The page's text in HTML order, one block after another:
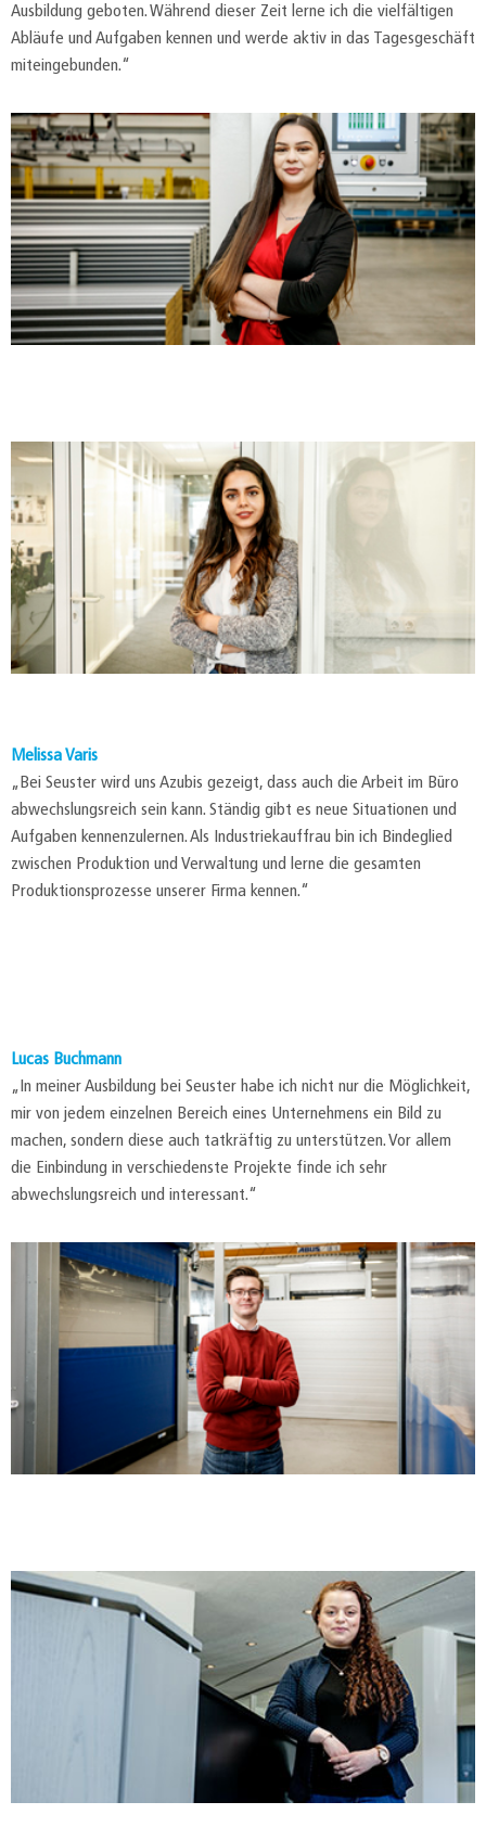
Ausbildung geboten. Während dieser Zeit lerne ich die vielfältigen
Abläufe und Aufgaben kennen und werde aktiv in das Tagesgeschäft
miteingebunden.“
Melissa Varis
„Bei Seuster wird uns Azubis gezeigt, dass auch die Arbeit im Büro
abwechslungsreich sein kann. Ständig gibt es neue Situationen und
Aufgaben kennenzulernen. Als Industriekauffrau bin ich Bindeglied
zwischen Produktion und Verwaltung und lerne die gesamten
Produktionsprozesse unserer Firma kennen.“
Lucas Buchmann
„In meiner Ausbildung bei Seuster habe ich nicht nur die Möglichkeit,
mir von jedem einzelnen Bereich eines Unternehmens ein Bild zu
machen, sondern diese auch tatkräftig zu unterstützen. Vor allem
die Einbindung in verschiedenste Projekte finde ich sehr
abwechslungsreich und interessant.“